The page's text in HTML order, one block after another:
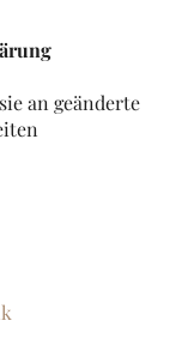
an geänderte